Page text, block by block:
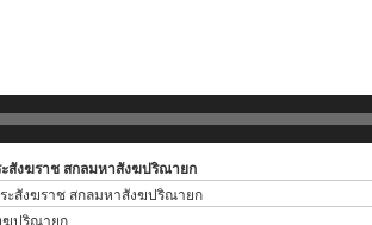
สังฆราช สกลมหาสังฆปริณายก
ะสังฆราช สกลมหาสังฆปริณายก
ฆปริณายก